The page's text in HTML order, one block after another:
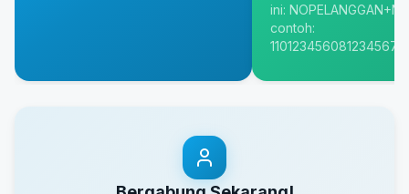
ini:
contoh: